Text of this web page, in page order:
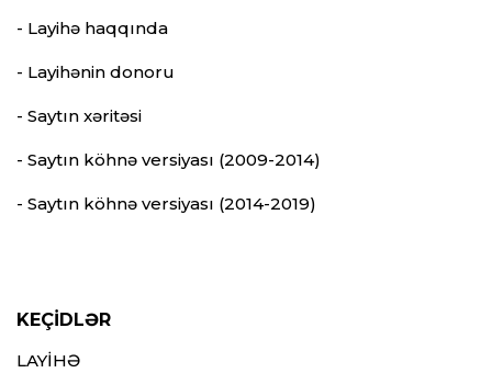
- Layihə haqqında
- Layihənin donoru
- Saytın xəritəsi
- Saytın köhnə versiyası (2009-2014)
- Saytın köhnə versiyası (2014-2019)
KEÇİDLƏR
LAYİHƏ